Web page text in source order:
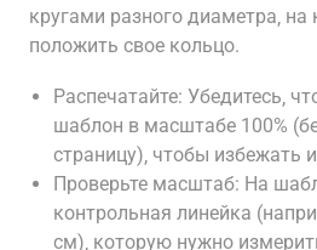
кругами разного диаметра‚
положить свое кольцо.
Распечатайте: Убедитесь‚
шаблон в масштабе 100%
страницу)‚ чтобы избежать
Проверьте масштаб: На
контрольная линейка
см)‚ которую нужно